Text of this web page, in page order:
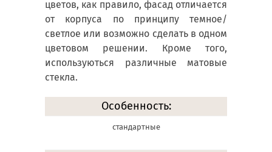
цветов, как правило, фасад отличается
от корпуса по принципу темное/
светлое или возможно сделать в одном
цветовом решении. Кроме того,
используються различные матовые
стекла.
Особенность:
стандартные